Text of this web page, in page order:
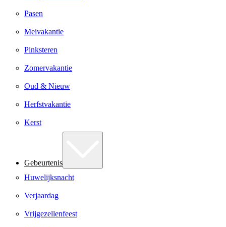
Pasen
Meivakantie
Pinksteren
Zomervakantie
Oud & Nieuw
Herfstvakantie
Kerst
Gebeurtenis
Huwelijksnacht
Verjaardag
Vrijgezellenfeest